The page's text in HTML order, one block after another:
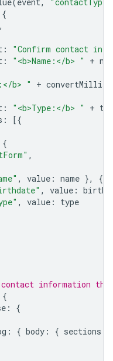
{
,
:
"Confirm contact
: "<b>Name:</b> " +
b> " +
: "<b>Type:</b> " +
:
[{
{
,
, value : name },
{
, value :
, value :
type
information
{
:
{
: { body : { sections